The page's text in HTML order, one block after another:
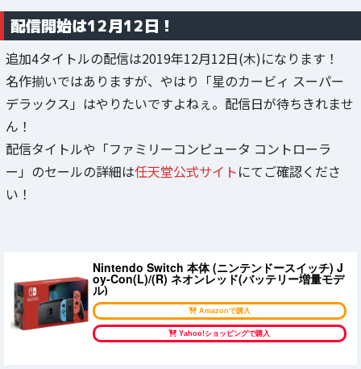
配信開始は12月12日！
追加4タイトルの配信は2019年12月12日(木)になります！
名作揃いではありますが、やはり「星のカービィ スーパー
デラックス」はやりたいですよねぇ。配信日が待ちきれませ
ん！
配信タイトルや「ファミリーコンピュータ コントローラ
ー」のセールの詳細は任天堂公式サイトにてご確認くださ
い！
Nintendo Switch 本体 (ニンテンドースイッチ) J
oy-Con(L)/(R) ネオンレッド(バッテリー増量モデ
ル)
Amazonで購入
Yahoo!ショッピングで購入